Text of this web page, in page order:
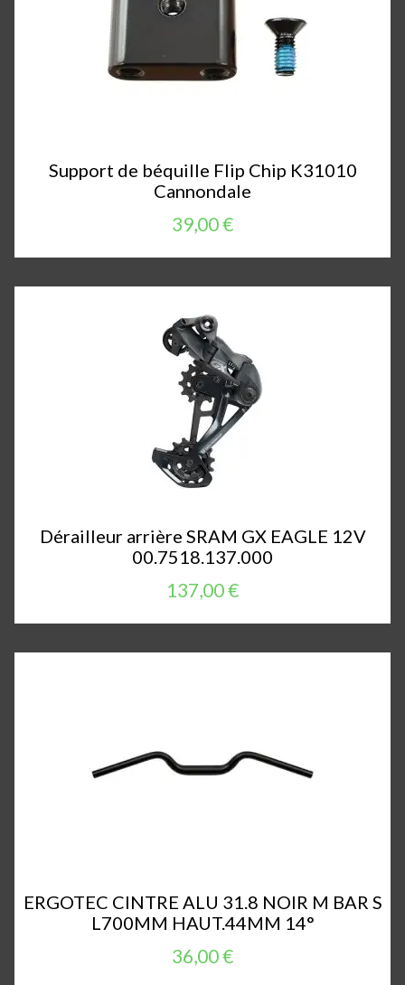
Support de béquille Flip Chip K31010
Cannondale
39,00 €
Dérailleur arrière SRAM GX EAGLE 12V
00.7518.137.000
137,00 €
ERGOTEC CINTRE ALU 31.8 NOIR M BAR S
L700MM HAUT.44MM 14°
36,00 €